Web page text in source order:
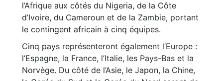
l’Afrique aux côtés du Nigeria, de la Côte
d’Ivoire, du Cameroun et de la Zambie, portant
le contingent africain à cinq équipes.
Cinq pays représenteront également l’Europe :
l’Espagne, la France, l’Italie, les Pays-Bas et la
Norvège. Du côté de l’Asie, le Japon, la Chine,